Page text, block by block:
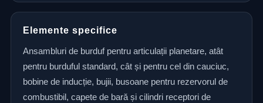
Elemente specifice
Ansambluri de burduf pentru articulații planetare, atât
pentru burduful standard, cât și pentru cel din cauciuc,
bobine de inducție, bujii, busoane pentru rezervorul de
combustibil, capete de bară și cilindri receptori de